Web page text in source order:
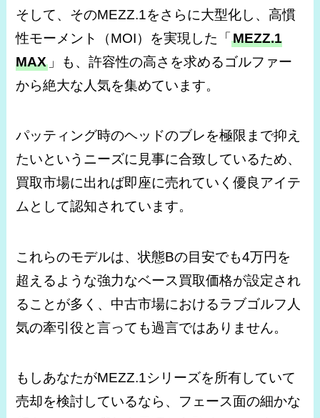
そして、そのMEZZ.1をさらに大型化し、高慣
性モーメント（MOI）を実現した「MEZZ.1
MAX 」も、許容性の高さを求めるゴルファー
から絶大な人気を集めています。
パッティング時のヘッドのブレを極限まで抑え
たいというニーズに見事に合致しているため、
買取市場に出れば即座に売れていく優良アイテ
ムとして認知されています。
これらのモデルは、状態Bの目安でも4万円を
超えるような強力なベース買取価格が設定され
ることが多く、中古市場におけるラブゴルフ人
気の牽引役と言っても過言ではありません。
もしあなたがMEZZ.1シリーズを所有していて
売却を検討しているなら、フェース面の細かな